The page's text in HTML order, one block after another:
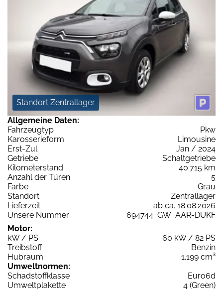
Standort Zentrallager
Allgemeine Daten:
Fahrzeugtyp
Pkw
Karosserieform
Limousine
Erst-Zul.
Jan / 2024
Getriebe
Schaltgetriebe
Kilometerstand
40.715 km
Anzahl der Türen
5
Farbe
Grau
Standort
Zentrallager
Lieferzeit
ab ca. 18.08.2026
Unsere Nummer
694744_GW_AAR-DUKF
Motor:
kW / PS
60 kW / 82 PS
Treibstoff
Benzin
Hubraum
1.199 cm³
Umweltnormen:
Schadstoffklasse
Euro6d
Umweltplakette
4 (Green)